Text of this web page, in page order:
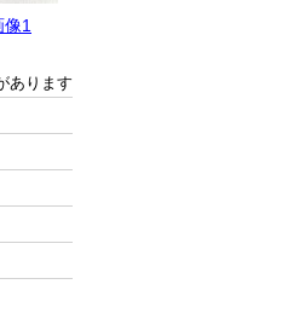
1
あります